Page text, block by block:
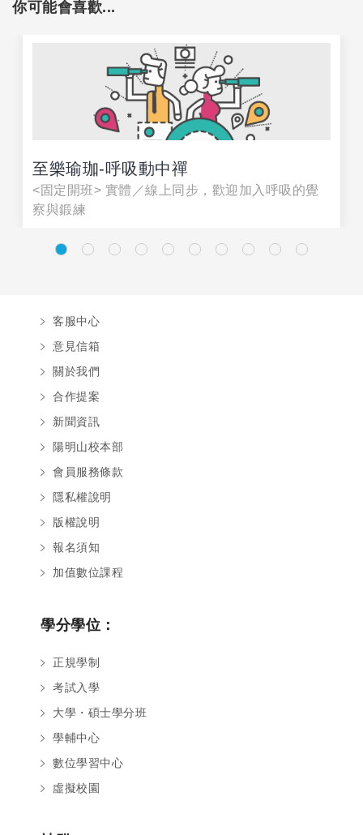
你可能會喜歡...
至樂瑜珈-呼吸動中禪
<固定開班> 實體／線上同步，歡迎加入呼吸的覺
察與鍛練
客服中心
意見信箱
關於我們
合作提案
新聞資訊
陽明山校本部
會員服務條款
隱私權說明
版權說明
報名須知
加值數位課程
學分學位：
正規學制
考試入學
大學・碩士學分班
學輔中心
數位學習中心
虛擬校園